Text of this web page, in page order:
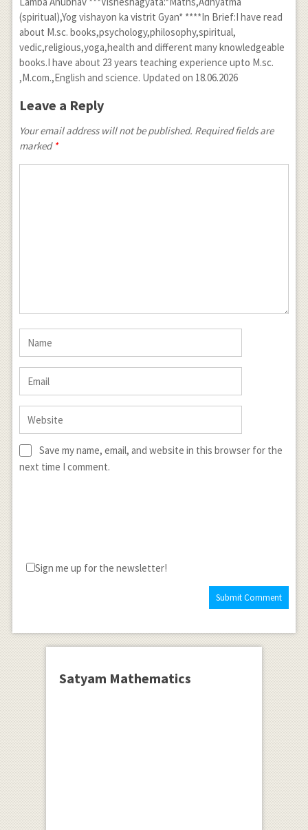
(spiritual),Yog vishayon ka vistrit Gyan* ****In Brief:I have read
about M.sc. books,psychology,philosophy,spiritual,
vedic,religious,yoga,health and different many knowledgeable
books.I have about 23 years teaching experience upto M.sc.
,M.com.,English and science. Updated on 18.06.2026
Leave a Reply
Your email address will not be published. Required fields are
marked *
Save my name, email, and website in this browser for the
next time I comment.
Sign me up for the newsletter!
Satyam Mathematics